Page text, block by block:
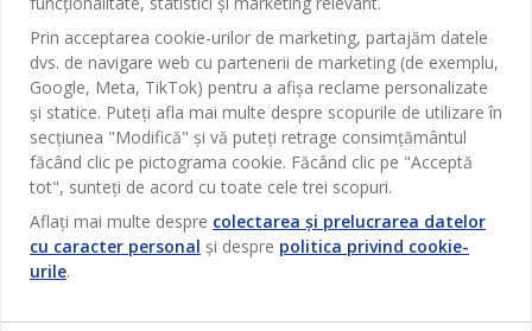
Sufragerie
Bucătărie
Depozitare
Perdele
Grădină
Pentru casă
Outlet
Broșură
Termeni si conditii vânzări online
Garantia prețului
Garanția Produselor
Politica de confidentialitate
Card cadou
Despre JYSK
JYSK.com
Presă
Locuri de muncă
Newsletter
Inspirație
SEDIU CENTRAL
TAROL-DD S.R.L. str. Jubiliara, 41A mun. Chișinău, Republica
Moldova
JYSK BUSINESS TO BUSINESS
Vânzări și relații clienți persoane juridice
Telefon: 060 531 531
E-mail: jysk@jysk.md
JYSK RELAȚII CLIENȚI
Contact Relații Clienți
Telefon: 022 022 030
E-mail: support@jysk.md
Urmărește Jysk
Prin acceptarea cookie-urilor de marketing, partajăm datele
dvs. de navigare web cu partenerii de marketing (de exemplu,
Google, Meta, TikTok) pentru a afișa reclame personalizate
și statice. Puteți afla mai multe despre scopurile de utilizare în
secțiunea "Modifică" și vă puteți retrage consimțământul
făcând clic pe pictograma cookie. Făcând clic pe "Acceptă
tot", sunteți de acord cu toate cele trei scopuri.
Aflați mai multe despre colectarea și prelucrarea datelor
cu caracter personal și despre politica privind cookie-
urile.